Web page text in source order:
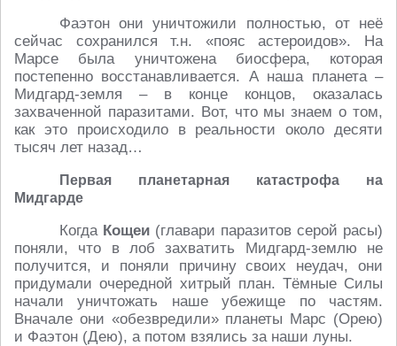
Фаэтон они уничтожили полностью, от неё
сейчас сохранился т.н. «пояс астероидов». На
Марсе была уничтожена биосфера, которая
постепенно восстанавливается. А наша планета –
Мидгард-земля – в конце концов, оказалась
захваченной паразитами. Вот, что мы знаем о том,
как это происходило в реальности около десяти
тысяч лет назад…
Первая планетарная катастрофа на
Мидгарде
Когда Кощеи (главари паразитов серой расы)
поняли, что в лоб захватить Мидгард-землю не
получится, и поняли причину своих неудач, они
придумали очередной хитрый план. Тёмные Силы
начали уничтожать наше убежище по частям.
Вначале они «обезвредили» планеты Марс (Орею)
и Фаэтон (Дею), а потом взялись за наши луны.